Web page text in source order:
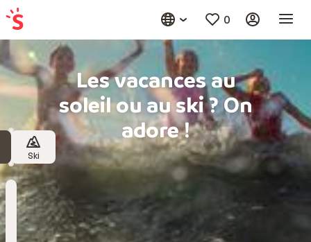
0
Les vacances au
soleil ou au ski ? On
adore !
Ski
Destination
Choisissez une destination